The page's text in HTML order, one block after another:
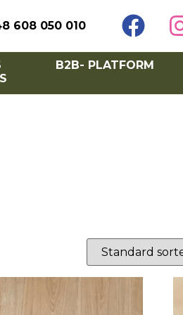
608 050 010
B2B- PLATFORM